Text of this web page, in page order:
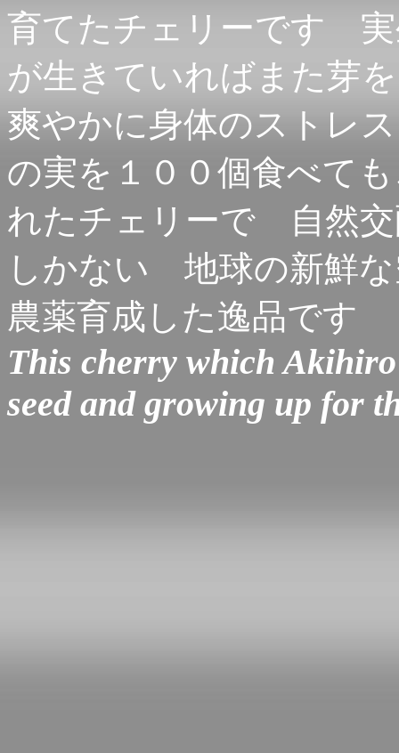
育てたチェリーです 実
が生きていればまた芽
爽やかに身体のストレ
の実を１００個食べて
れたチェリーで 自然交
しかない 地球の新鮮
農薬育成した逸品です
This cherry which
seed and growing up for